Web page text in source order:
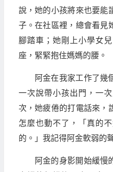
說，她的小孩將來也要能
子。在社區裡，總會看見
腳踏車；她剛上小學女
座，緊緊抱住媽媽的腰。
阿金在我家工作了幾
一次說帶小孩出門，一
次，她疲倦的打電話來，
怎麼也動不了，「真的
的。」我記得阿金軟弱的
阿金的身影開始緩慢